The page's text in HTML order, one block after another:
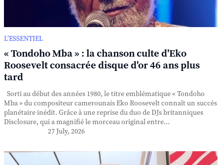
L’ESSENTIEL
« Tondoho Mba » : la chanson culte d'Eko
Roosevelt consacrée disque d'or 46 ans plus
tard
Sorti au début des années 1980, le titre emblématique « Tondoho
Mba » du compositeur camerounais Eko Roosevelt connaît un succès
planétaire inédit. Grâce à une reprise du duo de DJs britanniques
Disclosure, qui a magnifié le morceau original entre...
27 July, 2026